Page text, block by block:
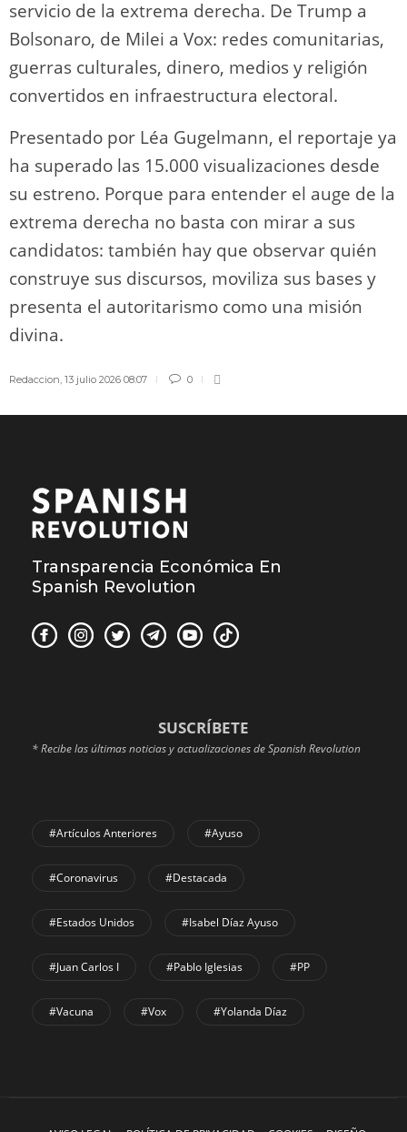
servicio de la extrema derecha. De Trump a
Bolsonaro, de Milei a Vox: redes comunitarias,
guerras culturales, dinero, medios y religión
convertidos en infraestructura electoral.
Presentado por Léa Gugelmann, el reportaje ya
ha superado las 15.000 visualizaciones desde
su estreno. Porque para entender el auge de la
extrema derecha no basta con mirar a sus
candidatos: también hay que observar quién
construye sus discursos, moviliza sus bases y
presenta el autoritarismo como una misión
divina.
Redaccion 13 julio 2026 08:07 0
Transparencia Económica En
Spanish Revolution
SUSCRÍBETE
* Recibe las últimas noticias y actualizaciones de Spanish Revolution
#Artículos Anteriores #Ayuso
#coronavirus #Destacada
#Estados Unidos #Isabel Díaz Ayuso
#Juan Carlos I #Pablo Iglesias #PP
#Vacuna #Vox #Yolanda Díaz